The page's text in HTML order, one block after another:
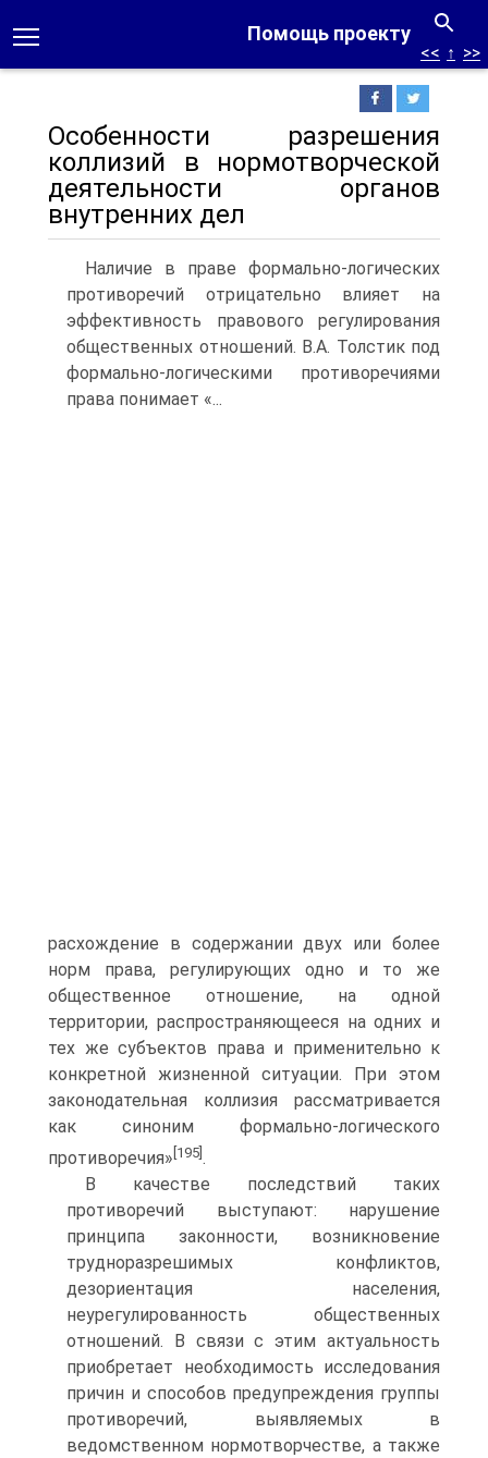
Помощь проекту
<< ↑ >>
Особенности разрешения
коллизий в нормотворческой
деятельности органов
внутренних дел
Наличие в праве формально-логических
противоречий отрицательно влияет на
эффективность правового регулирования
общественных отношений. В.А. Толстик под
формально-логическими противоречиями
права понимает «...
расхождение в содержании двух или более
норм права, регулирующих одно и то же
общественное отношение, на одной
территории, распространяющееся на одних и
тех же субъектов права и применительно к
конкретной жизненной ситуации. При этом
законодательная коллизия рассматривается
как синоним формально-логического
противоречия» [195] .
В качестве последствий таких
противоречий выступают: нарушение
принципа законности, возникновение
трудноразрешимых конфликтов,
дезориентация населения,
неурегулированность общественных
отношений. В связи с этим актуальность
приобретает необходимость исследования
причин и способов предупреждения группы
противоречий, выявляемых в
ведомственном нормотворчестве, а также